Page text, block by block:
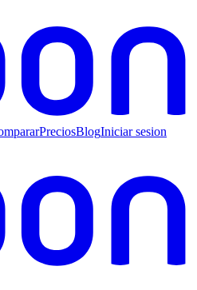
PreciosBlogIniciar sesion